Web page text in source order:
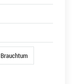
Brauchtum